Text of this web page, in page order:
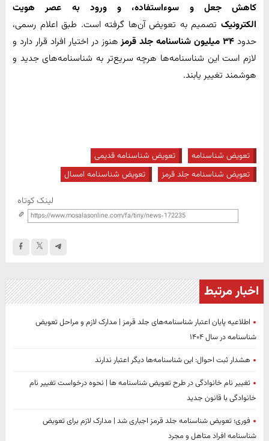
کاهش جعل و سوءاستفاده، و ورود به عصر هویت
الکترونیک تصمیم به تعویض آن‌ها گرفته است. طبق اعلام رسمی،
حدود ۳۴ میلیون شناسنامه جلد قرمز
هنوز در اختیار افراد قرار دارد و
لازم است این شناسنامه‌ها هرچه سریع‌تر به شناسنامه‌های جدید و
هوشمند تغییر یابند.
تعویض شناسنامه
تعویض شناسنامه قدیمی
تعویض شناسنامه جلد قرمز
تعویض شناسنامه امسال
لینک کوتاه
اخبار مرتبط
اطلاعیه پایان اعتبار شناسنامه‌های جلد قرمز | مدارک لازم و مراحل تعویض
شناسنامه در سال ۱۴۰۴
هشدار ثبت احوال: این شناسنامه‌ها دیگر اعتبار ندارند
تغییر نام خانوادگی در طرح تعویض شناسنامه ها | نحوه درخواست تغییر نام
خانوادگی با قانون جدید
فوری؛ تعویض شناسنامه جلد قرمز اجباری شد | مدارک لازم برای تعویض
شناسنامه افراد متاهل و مجرد